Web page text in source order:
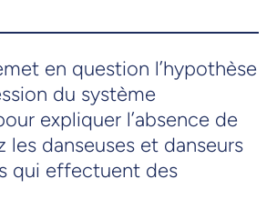
en question l’hypothèse
du système
expliquer l’absence de
les danseuses et danseurs
qui effectuent des